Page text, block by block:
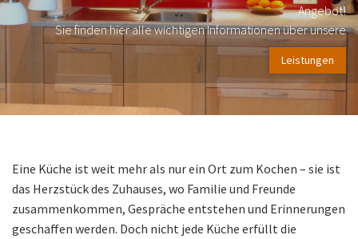
Angebot!
Sie finden hier alle wichtigen Informationen über unsere
Leistungen
Eine Küche ist weit mehr als nur ein Ort zum Kochen – sie ist
das Herzstück des Zuhauses, wo Familie und Freunde
zusammenkommen, Gespräche entstehen und Erinnerungen
geschaffen werden. Doch nicht jede Küche erfüllt die